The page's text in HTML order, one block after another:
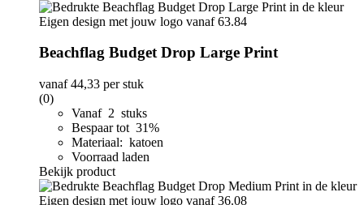
Beachflag Budget Drop Large Print
vanaf44,33 per stuk
(0)
Vanaf 2 stuks
Bespaar tot 31%
Materiaal: katoen
Voorraad laden
Bekijk product